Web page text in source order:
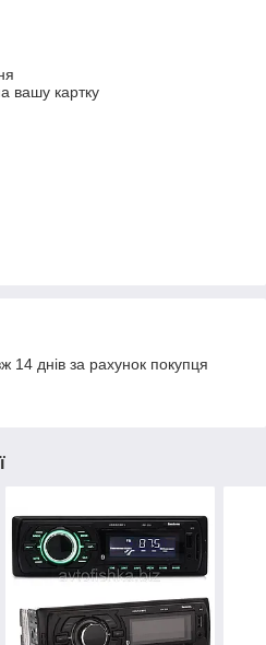
вашу картку
14 днів за рахунок покупця